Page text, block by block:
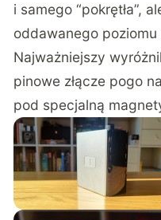
i samego “pokrętła”,
oddawanego
Najważniejszy
pinowe złącze pogo
pod specjalną